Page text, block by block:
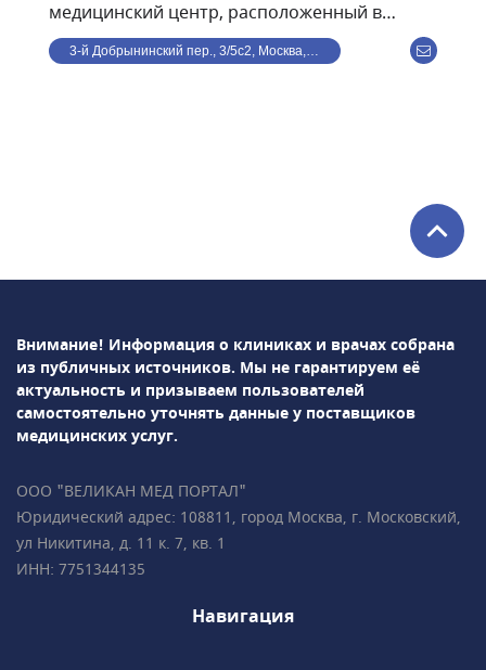
медицинский центр, расположенный в
центре Москвы, в 8 минутах ходьбы от ст. м.
Улица 1905 года. В клинике ведут прием по
эндокринология и др. Среди используемых в
клинике методов диагностики: УЗИ, рентген,
оформить медицинскую книжку.
3-й Добрынинский пер., 3/5с2, Москва, Россия
Внимание! Информация о клиниках и врачах собрана
из публичных источников. Мы не гарантируем её
актуальность и призываем пользователей
самостоятельно уточнять данные у поставщиков
медицинских услуг.
ООО "ВЕЛИКАН МЕД ПОРТАЛ"
Юридический адрес: 108811, город Москва, г. Московский,
ул Никитина, д. 11 к. 7, кв. 1
ИНН: 7751344135
Навигация